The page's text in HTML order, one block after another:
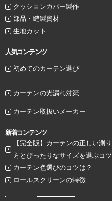
クッションカバー製作
部品・縫製資材
生地カット
人気コンテンツ
初めてのカーテン選び
カーテンの光漏れ対策
カーテン取扱いメーカー
新着コンテンツ
【完全版】カーテンの正しい測り
方とぴったりなサイズを選ぶコツ
カーテン色選びのコツは？
ロールスクリーンの特徴